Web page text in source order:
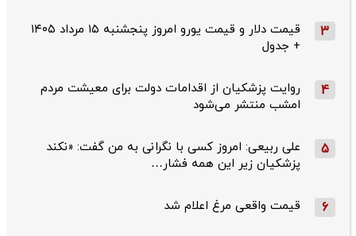
3
قیمت دلار و قیمت یورو امروز پنجشنبه ۱۵ مرداد ۱۴۰۵
+ جدول
4
روایت پزشکیان از اقدامات دولت برای معیشت مردم
امشب منتشر می‌شود
5
علی ربیعی: امروز کسی با نگرانی به من گفت: «نکند
پزشکیان زیر این همه فشار…
6 قیمت واقعی مرغ اعلام شد